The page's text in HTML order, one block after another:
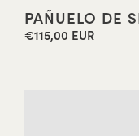
PAÑUELO DE
Precio
€115,00 EUR